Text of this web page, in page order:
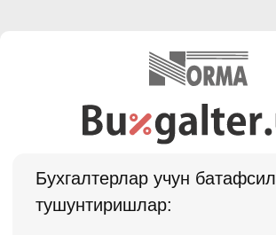
Бухгалтерлар учун батафсил
тушунтиришлар: